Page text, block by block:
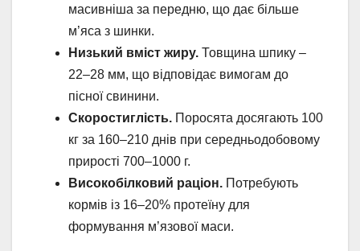
масивніша за передню, що дає більше
м’яса з шинки.
Низький вміст жиру. Товщина шпику –
22–28 мм, що відповідає вимогам до
пісної свинини.
Скоростиглість. Поросята досягають 100
кг за 160–210 днів при середньодобовому
прирості 700–1000 г.
Високобілковий раціон. Потребують
кормів із 16–20% протеїну для
формування м’язової маси.